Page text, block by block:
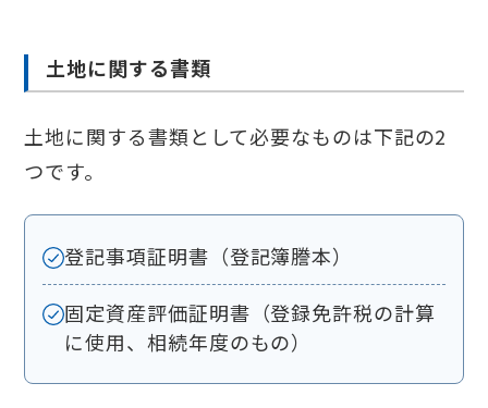
土地に関する書類
土地に関する書類として必要なものは下記の2
つです。
登記事項証明書（登記簿謄本）
固定資産評価証明書（登録免許税の計算
に使用、相続年度のもの）